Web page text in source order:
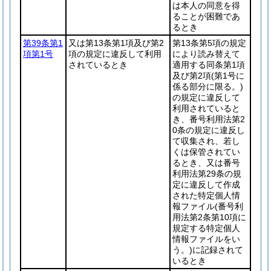
は本人の同意を得
ることが困難であ
るとき
第39条第1
項第1号
又は第13条第1項及び第2
項の規定に違反して利用
されているとき
第13条第5項の規定
により読み替えて
適用する同条第1項
及び第2項(第1号に
係る部分に限る。)
の規定に違反して
利用されていると
き、番号利用法第2
0条の規定に違反し
て収集され、若し
くは保管されてい
るとき、又は番号
利用法第29条の規
定に違反して作成
された特定個人情
報ファイル(番号利
用法第2条第10項に
規定する特定個人
情報ファイルをい
う。)に記録されて
いるとき